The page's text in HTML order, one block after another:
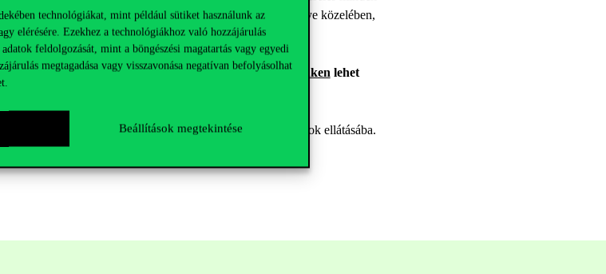
technológiákat, mint például sütiket használunk az
elérésére. Ezekhez a technológiákhoz való hozzájárulás
feldolgozását, mint a böngészési magatartás vagy egyedi
megtagadása vagy visszavonása negatívan befolyásolhat
Beállítások megtekintése
van lehetőség, így bárki vállalhat szolgálatot lakhelye közelében,
ellátásáraezen a linkenlehet jelentkezni.
való találkozás.A feladatkör ellátására ezen a linken lehet
jelentkezését, aki szeretne bekapcsolódni a feladatok ellátásába.